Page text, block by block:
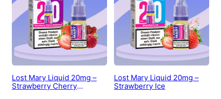
Lost Mary Liquid 20mg –
Strawberry Cherry
Lost Mary Liquid 20mg –
Strawberry Ice